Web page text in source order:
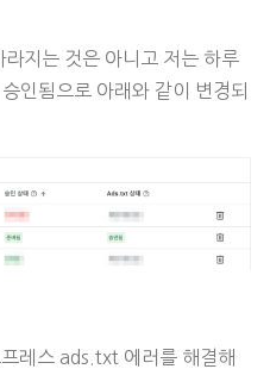
지는 것은 아니고 저는 하루
인됨으로 아래와 같이 변경되
레스 ads.txt 에러를 해결해